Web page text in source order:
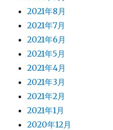
2021年8月
2021年7月
2021年6月
2021年5月
2021年4月
2021年3月
2021年2月
2021年1月
2020年12月